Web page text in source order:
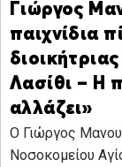
Γιώργος
παιχνίδια
Λασίθι – Η
αλλάζει»
Ο Γιώργος
Νοσοκομείου